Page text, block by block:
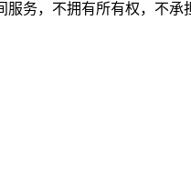
务，不拥有所有权，不